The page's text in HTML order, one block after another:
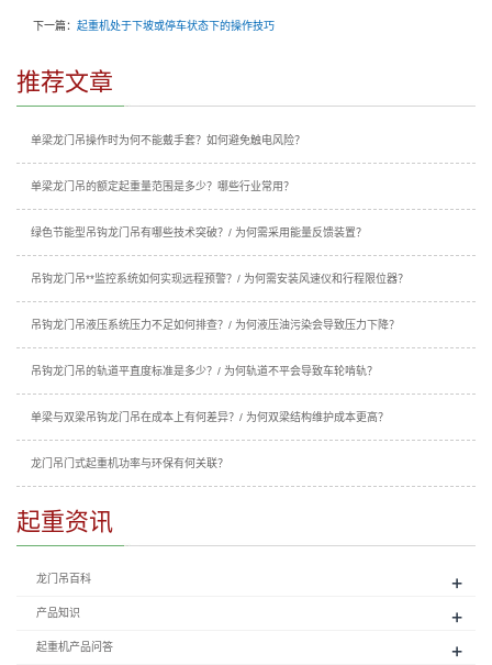
下一篇： 起重机处于下坡或停车状态下的操作技巧
推荐文章
单梁龙门吊操作时为何不能戴手套？如何避免触电风险？
单梁龙门吊的额定起重量范围是多少？哪些行业常用？
绿色节能型吊钩龙门吊有哪些技术突破？/ 为何需采用能量反馈装置？
吊钩龙门吊**监控系统如何实现远程预警？/ 为何需安装风速仪和行程限位器？
吊钩龙门吊液压系统压力不足如何排查？/ 为何液压油污染会导致压力下降？
吊钩龙门吊的轨道平直度标准是多少？/ 为何轨道不平会导致车轮啃轨？
单梁与双梁吊钩龙门吊在成本上有何差异？/ 为何双梁结构维护成本更高？
龙门吊门式起重机功率与环保有何关联？
起重资讯
龙门吊百科 +
产品知识 +
起重机产品问答 +